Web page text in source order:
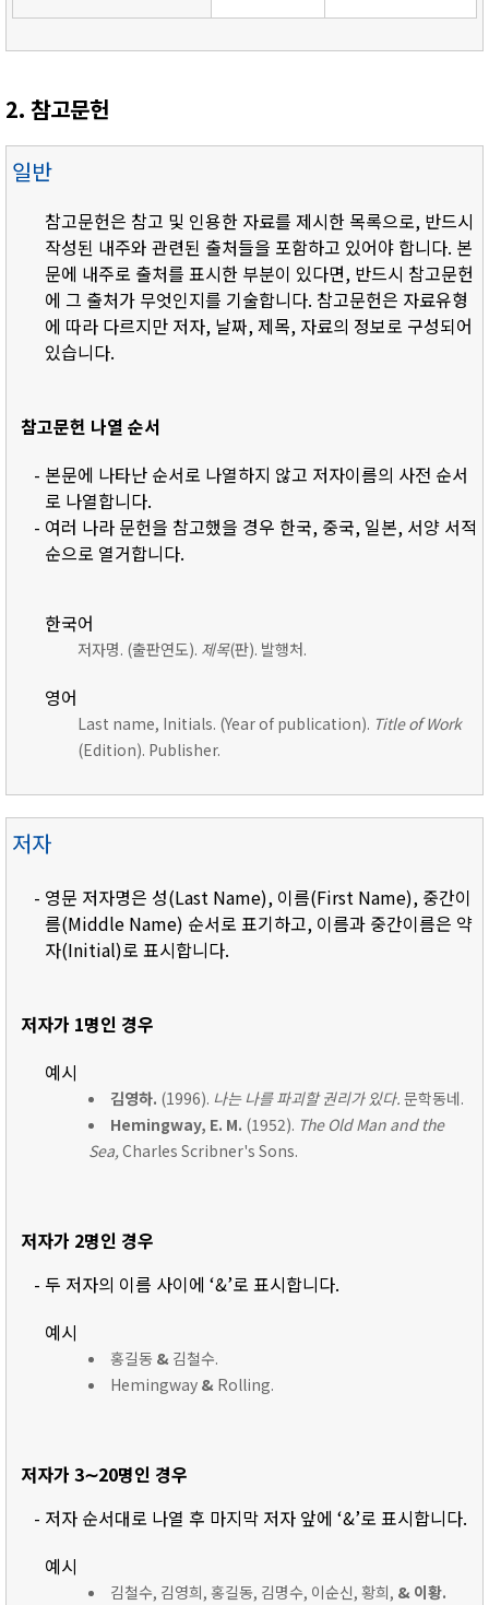
2. 참고문헌
일반
참고문헌은 참고 및 인용한 자료를 제시한 목록으로, 반드시
작성된 내주와 관련된 출처들을 포함하고 있어야 합니다. 본
문에 내주로 출처를 표시한 부분이 있다면, 반드시 참고문헌
에 그 출처가 무엇인지를 기술합니다. 참고문헌은 자료유형
에 따라 다르지만 저자, 날짜, 제목, 자료의 정보로 구성되어
있습니다.
참고문헌 나열 순서
- 본문에 나타난 순서로 나열하지 않고 저자이름의 사전 순서
로 나열합니다.
- 여러 나라 문헌을 참고했을 경우 한국, 중국, 일본, 서양 서적
순으로 열거합니다.
한국어
저자명. (출판연도). 제목(판). 발행처.
영어
Last name, Initials. (Year of publication). Title of Work
(Edition). Publisher.
저자
- 영문 저자명은 성(Last Name), 이름(First Name), 중간이
름(Middle Name) 순서로 표기하고, 이름과 중간이름은 약
자(Initial)로 표시합니다.
저자가 1명인 경우
예시
김영하. (1996). 나는 나를 파괴할 권리가 있다. 문학동네.
Hemingway, E. M. (1952). The Old Man and the
Sea,Charles Scribner's Sons.
저자가 2명인 경우
- 두 저자의 이름 사이에 ‘&’로 표시합니다.
예시
홍길동 & 김철수.
Hemingway & Rolling.
저자가 3∼20명인 경우
- 저자 순서대로 나열 후 마지막 저자 앞에 ‘&’로 표시합니다.
예시
김철수, 김영희, 홍길동, 김명수, 이순신, 황희, & 이황.